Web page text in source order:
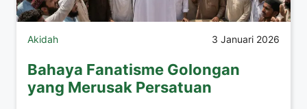
Akidah 3 Januari 2026
Bahaya Fanatisme Golongan
yang Merusak Persatuan